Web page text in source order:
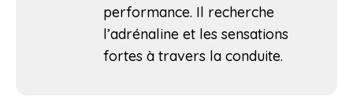
performance. Il recherche
l’adrénaline et les sensations
fortes à travers la conduite.